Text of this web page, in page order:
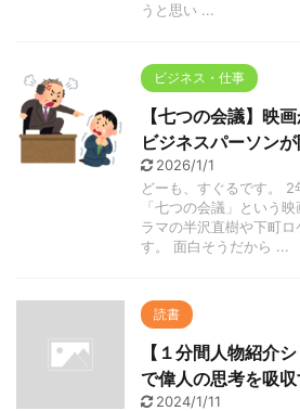
うと思い ...
ビジネス・仕事
【七つの会議】映
ビジネスパーソン
2026/1/1
どーも、すぐるです。 2
「七つの会議」という
ラマの半沢直樹や下町
す。 面白そうだから ...
読書
【１分間人物紹介
で偉人の思考を吸収
2024/1/11